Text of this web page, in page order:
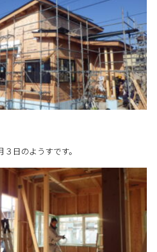
日のようすです。